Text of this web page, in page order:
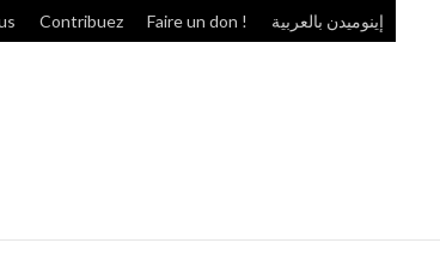
Contribuez Faire un don ! إينوميدن بالعربية